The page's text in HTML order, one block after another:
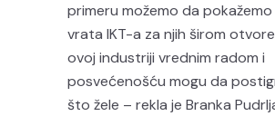
primeru možemo da
vrata IKT-a za njih širom
ovoj industriji vrednim radom i
posvećenošću mogu da
što žele – rekla je Branka